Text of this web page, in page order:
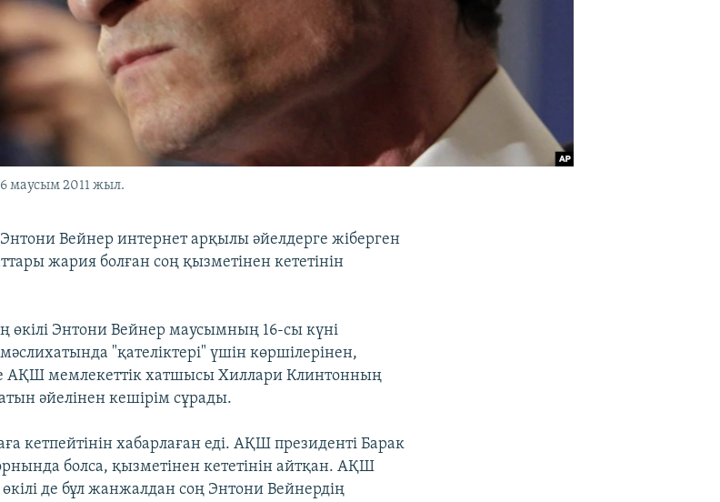
маусым 2011 жыл.
Вейнер интернет арқылы әйелдерге жіберген
жария болған соң қызметінен кететінін
өкілі Энтони Вейнер маусымның 16-сы күні
"қателіктері" үшін көршілерінен,
АҚШ мемлекеттік хатшысы Хиллари Клинтонның
әйелінен кешірім сұрады.
кетпейтінін хабарлаған еді. АҚШ президенті Барак
болса, қызметінен кететінін айтқан. АҚШ
де бұл жанжалдан соң Энтони Вейнердің